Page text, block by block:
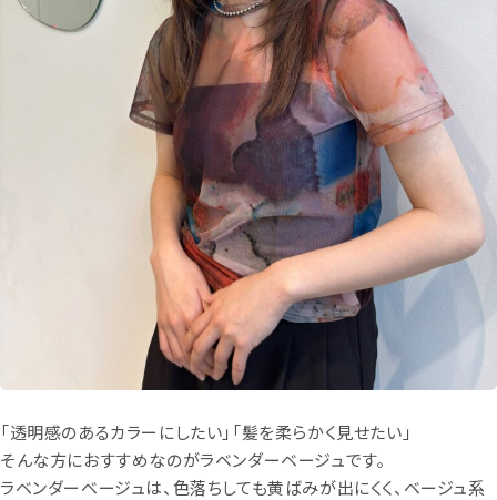
「透明感のあるカラーにしたい」「髪を柔らかく見せたい」
そんな方におすすめなのがラベンダーベージュです。
ラベンダーベージュは、色落ちしても黄ばみが出にくく、ベージュ系